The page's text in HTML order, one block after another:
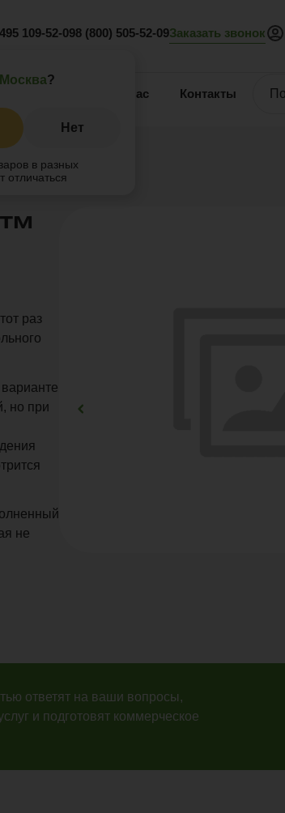
Москва?
Нет
в разных
отличаться
109-52-098 (800) 505-52-09Заказать звонок
О нас Контакты
раз
но при
не
ответят на ваши вопросы,
и подготовят коммерческое